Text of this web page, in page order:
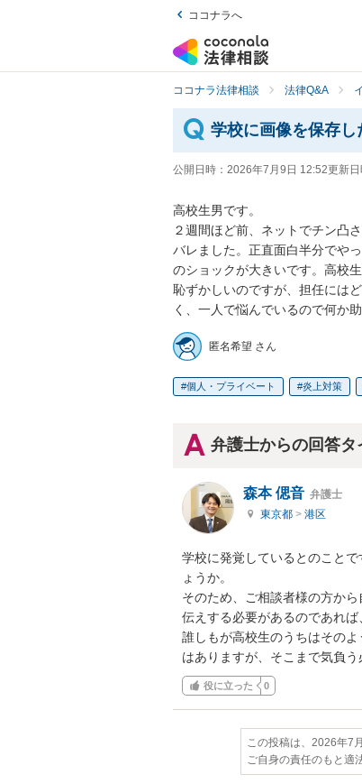
ココナラへ
ココナラ法律相談 法律Q&A
学校に画像を保存し
公開日時： 2026年7月9日 12:52更新日
高校生男です。
２週間ほど前、ネットでチン凸
バレました。正直面白半分でや
のショックが大きいです。高校
恥ずかしいのですが、担任には
く、一人で悩んでいるので何か
匿名希望 さん
個人・プライベート 炎上対策
弁護士からの回答タ
森本 偲音 弁護士
東京都 > 港区
学校に発覚しているとのこと
ょうか。
そのため、ご相談者様の方か
伝えする必要があるのであれば
誰しもが高校生のうちはその
はありますが、そこまで気負う
役に立った 0
この投稿は、2026年7
ご自身の責任のもと適